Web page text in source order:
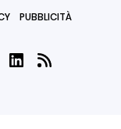
PUBBLICITÀ